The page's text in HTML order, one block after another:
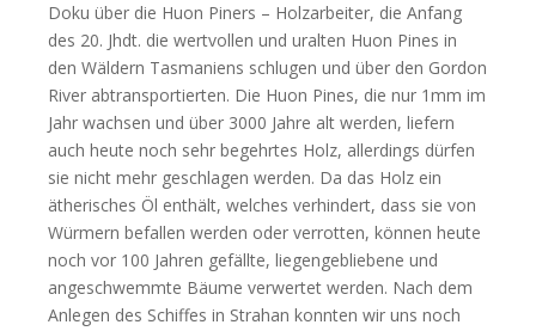
Doku über die Huon Piners – Holzarbeiter, die Anfang
des 20. Jhdt. die wertvollen und uralten Huon Pines in
den Wäldern Tasmaniens schlugen und über den Gordon
River abtransportierten. Die Huon Pines, die nur 1mm im
Jahr wachsen und über 3000 Jahre alt werden, liefern
auch heute noch sehr begehrtes Holz, allerdings dürfen
sie nicht mehr geschlagen werden. Da das Holz ein
ätherisches Öl enthält, welches verhindert, dass sie von
Würmern befallen werden oder verrotten, können heute
noch vor 100 Jahren gefällte, liegengebliebene und
angeschwemmte Bäume verwertet werden. Nach dem
Anlegen des Schiffes in Strahan konnten wir uns noch